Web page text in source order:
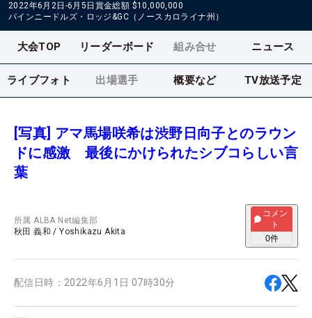
2022年6月2日-6月5日 賞金総額 $10,000,000
パインニードルズ・ロッジ&GC（ノースカロライナ州）
大会TOP リーダーボード 組み合せ ニュース
ライブフォト 出場選手 概要など TV放送予定
[写真] アマ馬場咲希は渋野日向子とのラウン
ドに感激 最後にかけられたシブコらしい言
葉
所属ALBA Net編集部
秋田 義和 /Yoshikazu Akita
コメン
ト
0件
配信日時： 2022年6月1日 07時30分